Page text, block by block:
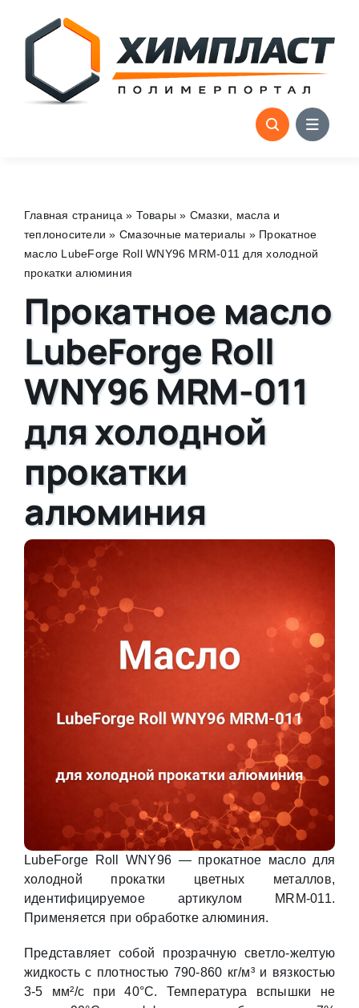
content
Главная страница » Товары » Смазки, масла и
теплоносители » Смазочные материалы » Прокатное
масло LubeForge Roll WNY96 MRM-011 для холодной
прокатки алюминия
Прокатное масло
LubeForge Roll
WNY96 MRM-011
для холодной
прокатки
алюминия
LubeForge Roll WNY96 — прокатное масло для
холодной прокатки цветных металлов,
идентифицируемое артикулом MRM-011.
Применяется при обработке алюминия.
Представляет собой прозрачную светло-желтую
жидкость с плотностью 790-860 кг/м³ и вязкостью
3-5 мм²/с при 40°С. Температура вспышки не